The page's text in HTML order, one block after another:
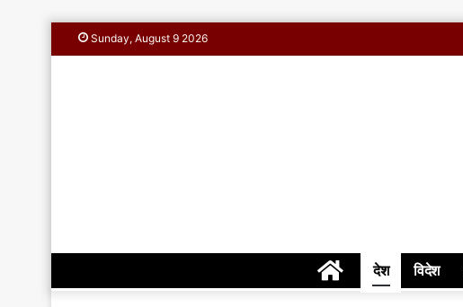
Sunday, August 9 2026
Homeदेश विदेश